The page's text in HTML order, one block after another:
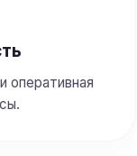
оперативная